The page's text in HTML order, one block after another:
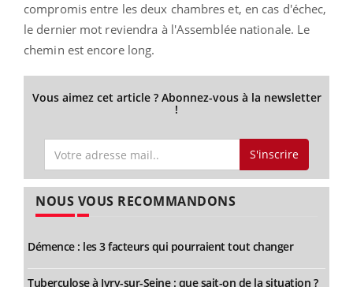
compromis entre les deux chambres et, en cas d'échec,
le dernier mot reviendra à l'Assemblée nationale. Le
chemin est encore long.
Vous aimez cet article ? Abonnez-vous à la newsletter
!
S'inscrire
NOUS VOUS RECOMMANDONS
Démence : les 3 facteurs qui pourraient tout changer
Tuberculose à Ivry-sur-Seine : que sait-on de la situation ?